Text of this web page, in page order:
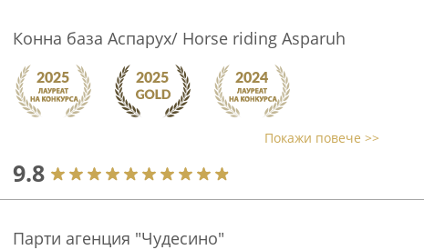
Конна база Аспарух/ Horse riding Asparuh
Покажи повече >>
9.8
Парти агенция "Чудесино"